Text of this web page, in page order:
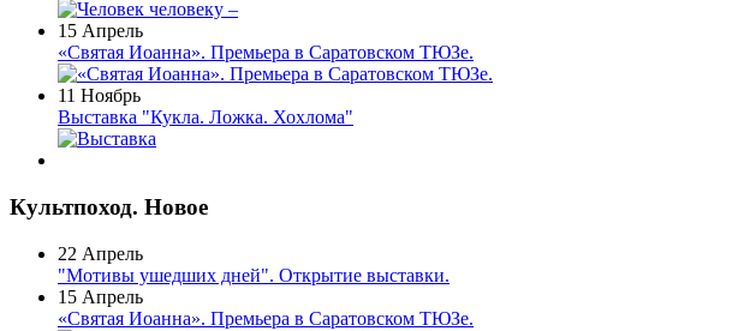
15 Апрель
«Святая Иоанна». Премьера в Саратовском ТЮЗе.
11 Ноябрь
Выставка "Кукла. Ложка. Хохлома"
Культпоход. Новое
22 Апрель
"Мотивы ушедших дней". Открытие выставки.
15 Апрель
«Святая Иоанна». Премьера в Саратовском ТЮЗе.